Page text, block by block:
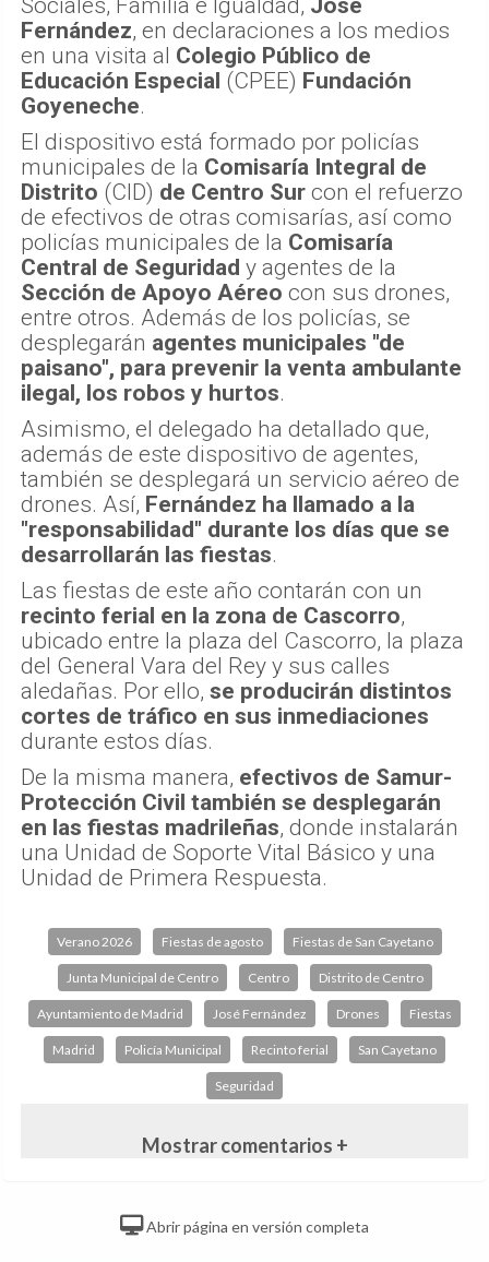
Sociales, Familia e Igualdad, José
Fernández, en declaraciones a los medios
en una visita al Colegio Público de
Educación Especial (CPEE) Fundación
Goyeneche.
El dispositivo está formado por policías
municipales de la Comisaría Integral de
Distrito (CID) de Centro Sur con el refuerzo
de efectivos de otras comisarías, así como
policías municipales de la Comisaría
Central de Seguridad y agentes de la
Sección de Apoyo Aéreo con sus drones,
entre otros. Además de los policías, se
desplegarán agentes municipales "de
paisano", para prevenir la venta ambulante
ilegal, los robos y hurtos.
Asimismo, el delegado ha detallado que,
además de este dispositivo de agentes,
también se desplegará un servicio aéreo de
drones. Así, Fernández ha llamado a la
"responsabilidad" durante los días que se
desarrollarán las fiestas.
Las fiestas de este año contarán con un
recinto ferial en la zona de Cascorro,
ubicado entre la plaza del Cascorro, la plaza
del General Vara del Rey y sus calles
aledañas. Por ello, se producirán distintos
cortes de tráfico en sus inmediaciones
durante estos días.
De la misma manera, efectivos de Samur-
Protección Civil también se desplegarán
en las fiestas madrileñas, donde instalarán
una Unidad de Soporte Vital Básico y una
Unidad de Primera Respuesta.
Verano 2026 Fiestas de agosto Fiestas de San Cayetano
Junta Municipal de Centro Centro Distrito de Centro
Ayuntamiento de Madrid José Fernández Drones Fiestas
Madrid Policía Municipal Recinto ferial San Cayetano
Seguridad
Mostrar comentarios +
Abrir página en versión completa